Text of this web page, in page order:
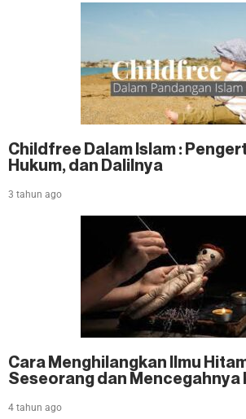
Childfree Dalam Islam :
Hukum, dan Dalilnya
3 tahun ago
Cara Menghilangkan Ilmu
Seseorang dan Mencegahnya
4 tahun ago